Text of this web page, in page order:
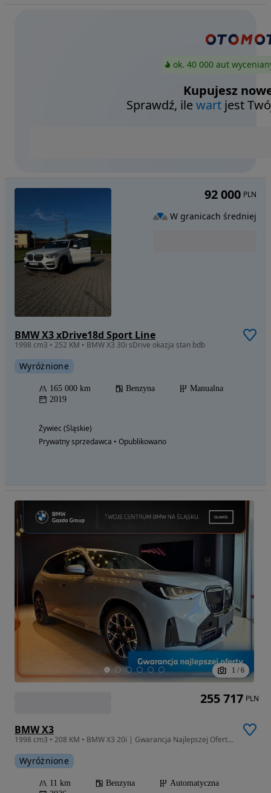
ok. 40 000 aut
Kupujesz
Sprawdź, ilewart jest
BMW X3 xDrive18d Sport Line
1998 cm3 • 252 KM • BMW X3 30i sDrive okazja stan bdb
Wyróżnione
165 000 km Benzyna
Manualna
2019
Żywiec (Śląskie)
Prywatny sprzedawca • Opublikowano
92 000 PLN
W granicach średniej
1 / 6
BMW X3
1998 cm3 • 208 KM • BMW X3 20i | Gwarancja Najlepszej Oferty | Gazda Group Gliwice
Wyróżnione
11 km Benzyna
Automatyczna
255 717 PLN